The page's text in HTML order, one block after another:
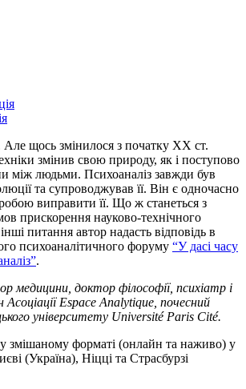
щось змінилося з початку ХХ ст.
змінив свою природу, як і поступово
між людьми. Психоаналіз завжди був
та супроводжував її. Він є одночасно
виправити її. Що ж станеться з
прискорення науково-технічного
питання автор надасть відповідь в
психоаналітичного форуму “У дасі часу
.
медицини, доктор філософії, психіатр і
Асоціації Espace Analytique, почесний
університету Université Paris Cité.
змішаному форматі (онлайн та наживо) у
(Україна), Ніцці та Страсбурзі